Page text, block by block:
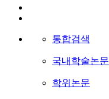
통합검색
국내학술논문
학위논문